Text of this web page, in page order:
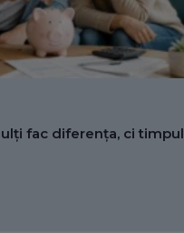
fac diferența, ci timpul